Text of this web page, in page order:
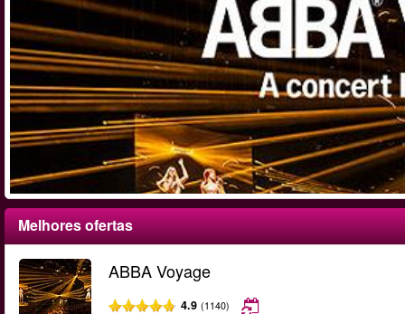
Melhores ofertas
ABBA Voyage
4.9 (1140)